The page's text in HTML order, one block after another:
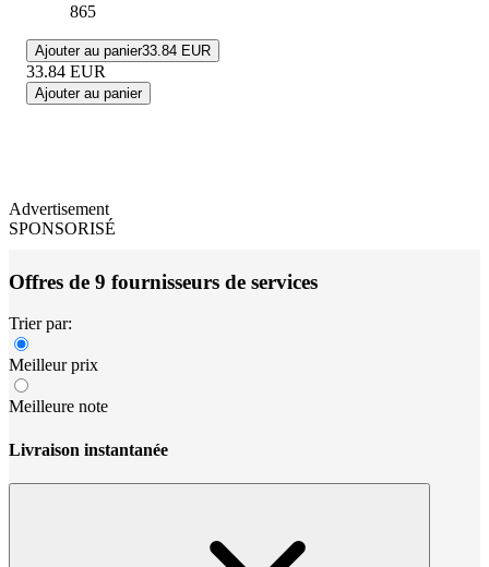
865
Ajouter au panier33.84 EUR
33.84 EUR
Ajouter au panier
Advertisement
SPONSORISÉ
Offres de 9 fournisseurs de services
Trier par:
Meilleur prix
Meilleure note
Livraison instantanée